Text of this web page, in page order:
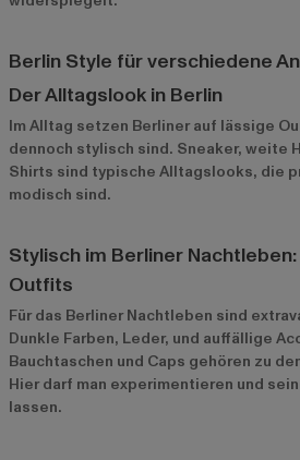
Berlin Style für verschiedene
Der Alltagslook in Berlin
Im Alltag setzen Berliner auf lässige
dennoch stylisch sind. Sneaker, weite
Shirts sind typische Alltagslooks, die
modisch sind.
Stylisch im Berliner
Outfits
Für das Berliner Nachtleben sind
Dunkle Farben, Leder, und auffällige
Bauchtaschen und Caps gehören zu
Hier darf man experimentieren und
lassen.